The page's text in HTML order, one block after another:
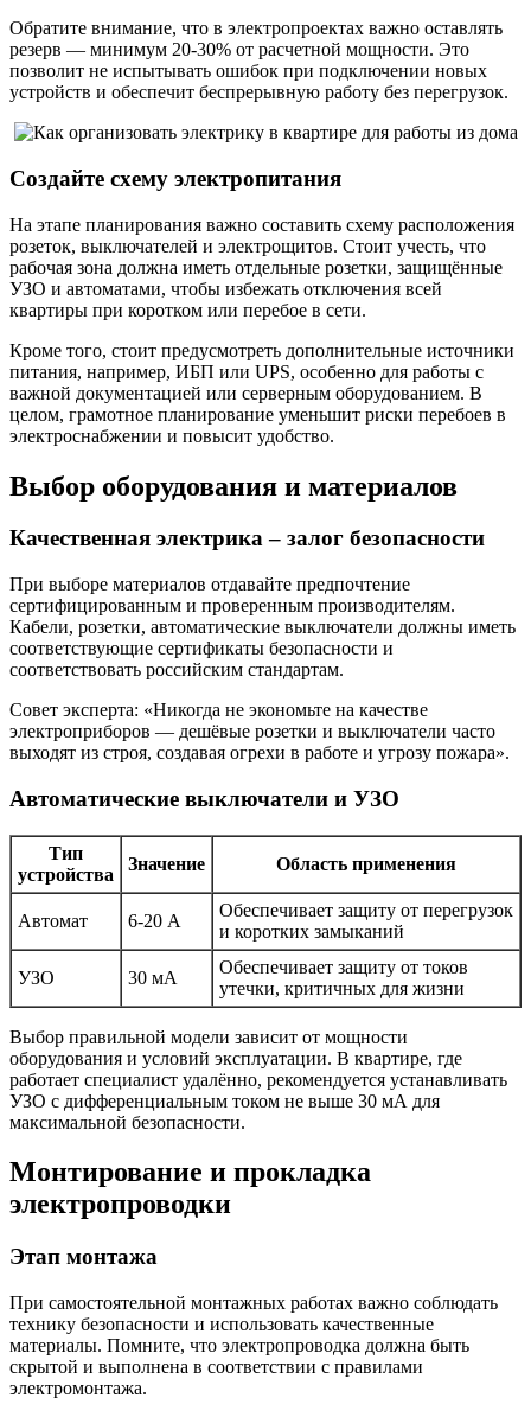
Обратите внимание, что в электропроектах важно оставлять
резерв — минимум 20-30% от расчетной мощности. Это
позволит не испытывать ошибок при подключении новых
устройств и обеспечит беспрерывную работу без перегрузок.
Создайте схему электропитания
На этапе планирования важно составить схему расположения
розеток, выключателей и электрощитов. Стоит учесть, что
рабочая зона должна иметь отдельные розетки, защищённые
УЗО и автоматами, чтобы избежать отключения всей
квартиры при коротком или перебое в сети.
Кроме того, стоит предусмотреть дополнительные источники
питания, например, ИБП или UPS, особенно для работы с
важной документацией или серверным оборудованием. В
целом, грамотное планирование уменьшит риски перебоев в
электроснабжении и повысит удобство.
Выбор оборудования и материалов
Качественная электрика – залог безопасности
При выборе материалов отдавайте предпочтение
сертифицированным и проверенным производителям.
Кабели, розетки, автоматические выключатели должны иметь
соответствующие сертификаты безопасности и
соответствовать российским стандартам.
Совет эксперта: «Никогда не экономьте на качестве
электроприборов — дешёвые розетки и выключатели часто
выходят из строя, создавая огрехи в работе и угрозу пожара».
Автоматические выключатели и УЗО
Тип
устройства
Значение Область применения
Автомат 6-20 А
Обеспечивает защиту от перегрузок
и коротких замыканий
УЗО 30 мА
Обеспечивает защиту от токов
утечки, критичных для жизни
Выбор правильной модели зависит от мощности
оборудования и условий эксплуатации. В квартире, где
работает специалист удалённо, рекомендуется устанавливать
УЗО с дифференциальным током не выше 30 мА для
максимальной безопасности.
Монтирование и прокладка
электропроводки
Этап монтажа
При самостоятельной монтажных работах важно соблюдать
технику безопасности и использовать качественные
материалы. Помните, что электропроводка должна быть
скрытой и выполнена в соответствии с правилами
электромонтажа.